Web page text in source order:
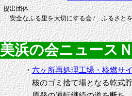
提出団体
安全なふる里を大切にする会 / ふるさと
美浜の会ニュース
・六ヶ所再処理工場・核燃サ
核のゴミ捨て場となる乾式